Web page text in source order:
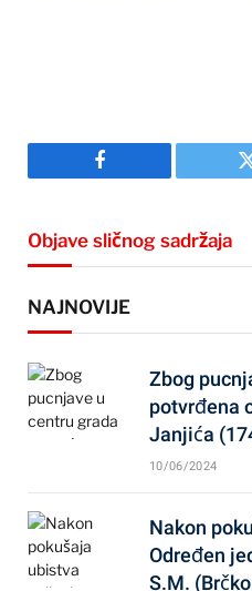
Facebook
Objave sličnog sadržaja
NAJNOVIJE
Zbog
potvrđena
Janjića
10/06/2024
Nakon
Određen
S.M.